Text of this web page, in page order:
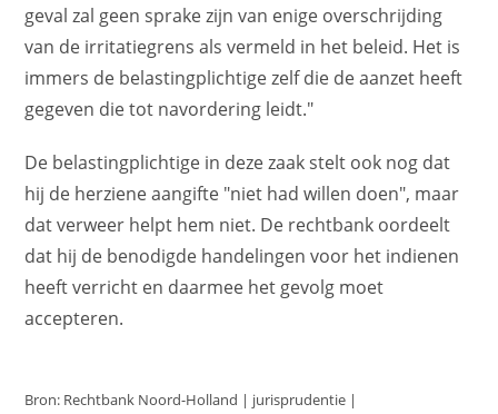
geval zal geen sprake zijn van enige overschrijding
van de irritatiegrens als vermeld in het beleid. Het is
immers de belastingplichtige zelf die de aanzet heeft
gegeven die tot navordering leidt."
De belastingplichtige in deze zaak stelt ook nog dat
hij de herziene aangifte "niet had willen doen", maar
dat verweer helpt hem niet. De rechtbank oordeelt
dat hij de benodigde handelingen voor het indienen
heeft verricht en daarmee het gevolg moet
accepteren.
Bron: Rechtbank Noord-Holland | jurisprudentie |